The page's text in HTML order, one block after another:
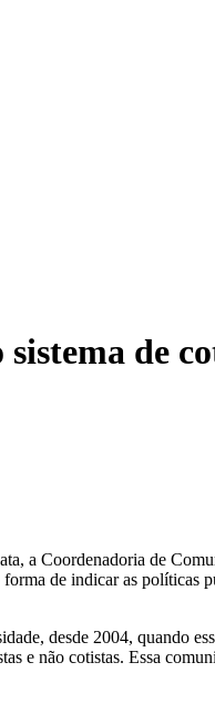
de
a Coordenadoria de
de indicar as políticas
desde 2004, quando
e não cotistas. Essa